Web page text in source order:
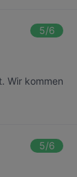
5/6
Wir kommen
5/6